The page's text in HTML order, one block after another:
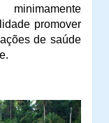
promover
de saúde